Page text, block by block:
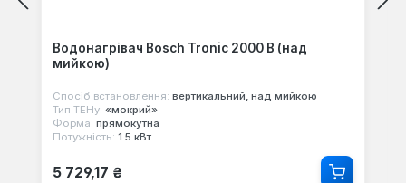
Водонагрівач Bosch Tronic 2000 B (над
мийкою)
Спосіб встановлення: вертикальний, над мийкою
Тип ТЕНу: «мокрий»
Форма: прямокутна
Потужність: 1.5 кВт
Звичайна ціна:
5 729,17 ₴